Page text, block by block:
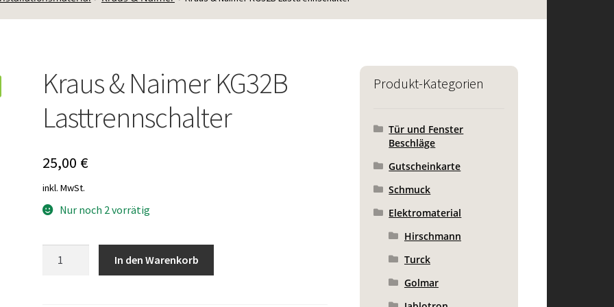
Kraus & Naimer KG32B
Lasttrennschalter
25,00 €
inkl. MwSt.
Nur noch 2 vorrätig
In den Warenkorb
Produkt-Kategorien
Tür und Fenster
Beschläge
Gutscheinkarte
Schmuck
Elektromaterial
Hirschmann
Turck
Golmar